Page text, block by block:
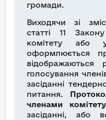
громади.
Виходячи зі
статті 11
комітету або
оформлюється
відображаються
голосування
засіданні
питання.
членами
засіданні, або